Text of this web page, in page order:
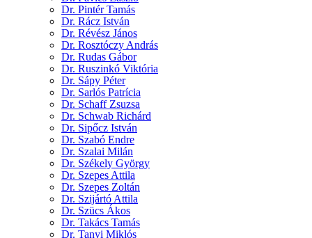
Dr. Pintér Tamás
Dr. Rácz István
Dr. Révész János
Dr. Rosztóczy András
Dr. Rudas Gábor
Dr. Ruszinkó Viktória
Dr. Sápy Péter
Dr. Sarlós Patrícia
Dr. Schaff Zsuzsa
Dr. Schwab Richárd
Dr. Sipőcz István
Dr. Szabó Endre
Dr. Szalai Milán
Dr. Székely György
Dr. Szepes Attila
Dr. Szepes Zoltán
Dr. Szijártó Attila
Dr. Szücs Ákos
Dr. Takács Tamás
Dr. Tanyi Miklós